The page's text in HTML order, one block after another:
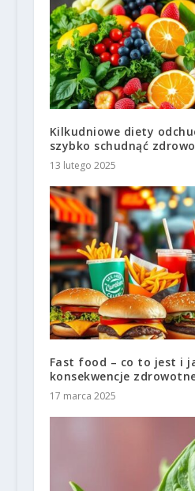
Kilkudniowe diety
szybko schudnąć
13 lutego 2025
Fast food – co to jest i
konsekwencje
17 marca 2025